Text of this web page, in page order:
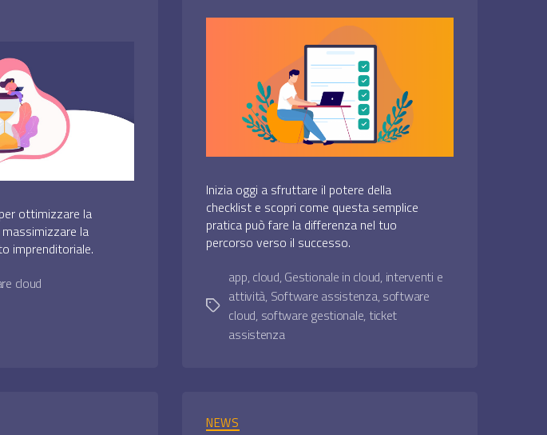
ottimizzare la
la
imprenditoriale.
cloud
Inizia oggi a sfruttare il potere della
checklist e scopri come questa semplice
pratica può fare la differenza nel tuo
percorso verso il successo.
Tag
app,cloud,Gestionale in cloud, interventi e
attività, Software assistenza,software
cloud, software gestionale, ticket
assistenza
NEWS